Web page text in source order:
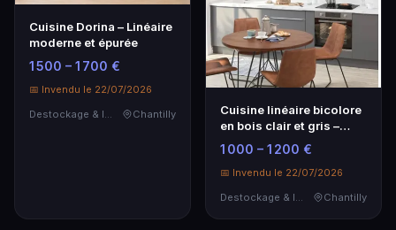
Cuisine Dorina – Linéaire
moderne et épurée
1 500 – 1 700 €
📅 Invendu le 22/07/2026
Destockage & Invendus
Chantilly
Cuisine linéaire bicolore
en bois clair et gris –
Élégance moderne
1 000 – 1 200 €
📅 Invendu le 22/07/2026
Destockage & Invendus
Chantilly